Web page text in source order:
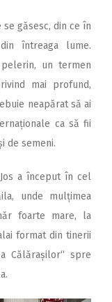
găsesc, din ce în
întreaga lume.
un termen
mai profund,
neapărat să ai
ca să fii
de semeni.
a început în cel
unde mulțimea
foarte mare, la
format din tinerii
Călărașilor“ spre